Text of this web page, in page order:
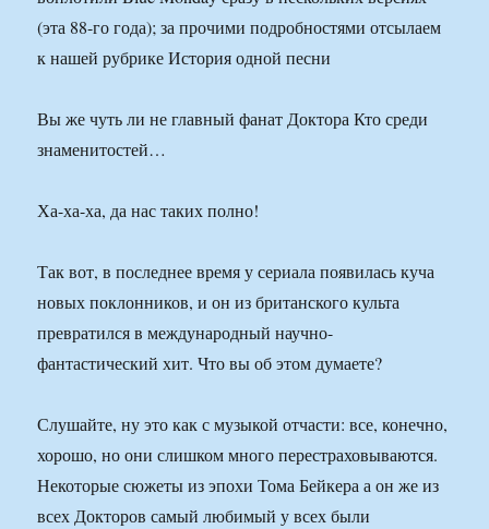
(эта 88-го года); за прочими подробностями отсылаем
к нашей рубрике История одной песни
Вы же чуть ли не главный фанат Доктора Кто среди
знаменитостей…
Ха-ха-ха, да нас таких полно!
Так вот, в последнее время у сериала появилась куча
новых поклонников, и он из британского культа
превратился в международный научно-
фантастический хит. Что вы об этом думаете?
Слушайте, ну это как с музыкой отчасти: все, конечно,
хорошо, но они слишком много перестраховываются.
Некоторые сюжеты из эпохи Тома Бейкера а он же из
всех Докторов самый любимый у всех были